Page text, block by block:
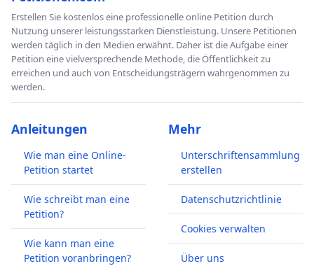
Erstellen Sie kostenlos eine professionelle online Petition durch
Nutzung unserer leistungsstarken Dienstleistung. Unsere Petitionen
werden täglich in den Medien erwähnt. Daher ist die Aufgabe einer
Petition eine vielversprechende Methode, die Öffentlichkeit zu
erreichen und auch von Entscheidungsträgern wahrgenommen zu
werden.
Anleitungen
Wie man eine Online-
Petition startet
Wie schreibt man eine
Petition?
Wie kann man eine
Petition voranbringen?
Mehr
Unterschriftensammlung
erstellen
Datenschutzrichtlinie
Cookies verwalten
Über uns